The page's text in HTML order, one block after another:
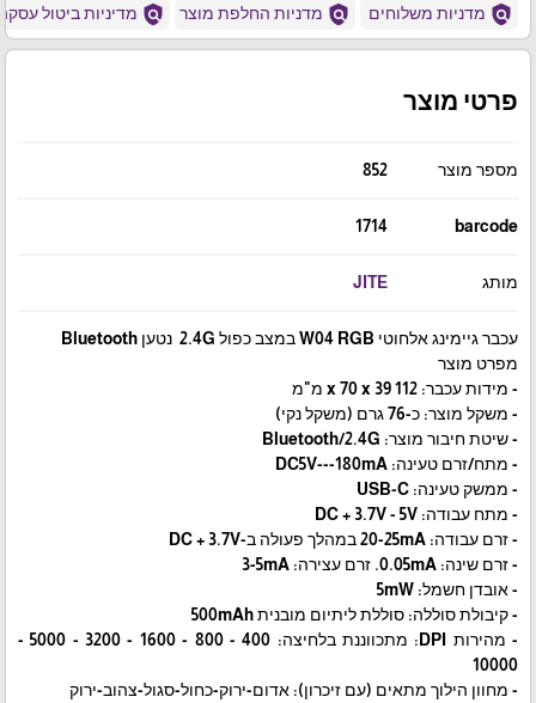
policy מדניות משלוחים policy מדניות החלפת מוצר policy מדיניות ביטול
פרטי מוצר
מספר מוצר 852
barcode
1714
מותג JITE
עכבר גיימינג אלחוטי W04 RGB במצב כפול 2.4G נטען Bluetooth
מפרט מוצר
- מידות עכבר: 112 x 70 x 39 מ"מ
- משקל מוצר: כ-76 גרם (משקל נקי)
- שיטת חיבור מוצר: Bluetooth/2.4G
- מתח/זרם טעינה: DC5V---180mA
- ממשק טעינה: USB-C
- מתח עבודה: DC + 3.7V - 5V
- זרם עבודה: 20-25mA במהלך פעולה ב-DC + 3.7V
- זרם שינה: 0.05mA. זרם עצירה: 3-5mA
- אובדן חשמל: 5mW
- קיבולת סוללה: סוללת ליתיום מובנית 500mAh
- מהירות DPI: מתכווננת בלחיצה: 400 - 800 - 1600 - 3200 - 5000 -
10000
- מחוון הילוך מתאים (עם זיכרון): אדום-ירוק-כחול-סגול-צהוב-ירוק